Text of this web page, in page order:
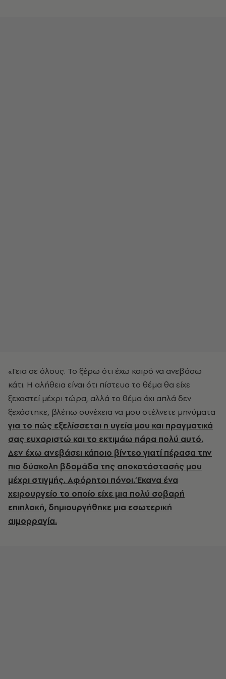
«Γεια σε όλους. Το ξέρω ότι έχω καιρό να ανεβάσω
κάτι. Η αλήθεια είναι ότι πίστευα το θέμα θα είχε
ξεχαστεί μέχρι τώρα, αλλά το θέμα όχι απλά δεν
ξεχάστηκε, βλέπω συνέχεια να μου στέλνετε μηνύματα
για το πώς εξελίσσεται η υγεία μου και πραγματικά
σας ευχαριστώ και το εκτιμάω πάρα πολύ αυτό.
Δεν έχω ανεβάσει κάποιο βίντεο γιατί πέρασα την
πιο δύσκολη βδομάδα της αποκατάστασής μου
μέχρι στιγμής. Αφόρητοι πόνοι. Έκανα ένα
χειρουργείο το οποίο είχε μια πολύ σοβαρή
επιπλοκή, δημιουργήθηκε μια εσωτερική
αιμορραγία.